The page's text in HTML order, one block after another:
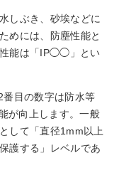
しぶき、砂埃などに
めには、防塵性能と
性能は「IP◯◯」とい
目の数字は防水等
が向上します。一般
して「直径1mm以上
護する」レベルであ